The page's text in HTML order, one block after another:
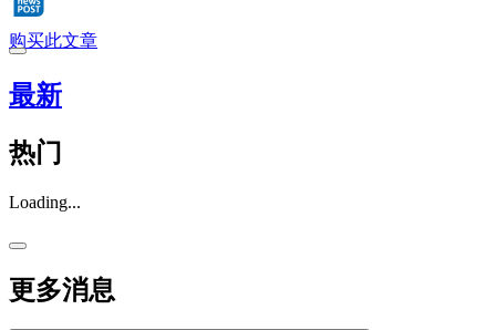
购买此文章
最新
热门
Loading...
更多消息